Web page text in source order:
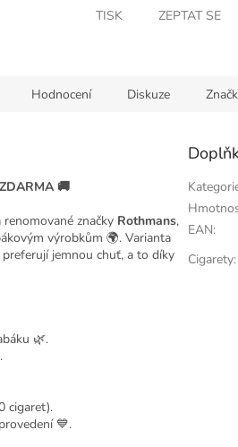
M
A
TISK ZEPTAT SE
Hodnocení Diskuze
🚚
značky Rothmans,
výrobkům 🌍. Varianta
jemnou chuť, a to díky
🌿.
cigaret).
💙.
EAN:
Cigarety: